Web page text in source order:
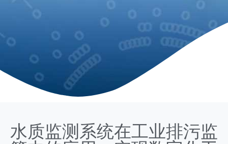
水质监测系统在工业排污监